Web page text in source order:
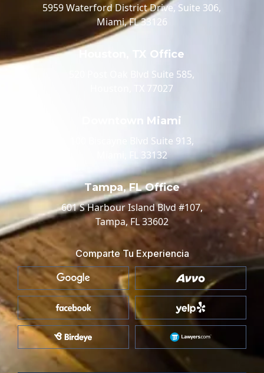
5959 Waterford District Drive, Suite 306,
Miami, FL 33126
Houston, TX Office
520 Post Oak Blvd Suite 585,
Houston, TX 77027
Downtown Miami
100 Biscayne Blvd Suite 913,
Miami, FL 33132
Tampa, FL Office
601 S Harbour Island Blvd #107,
Tampa, FL 33602
Comparte Tu Experiencia